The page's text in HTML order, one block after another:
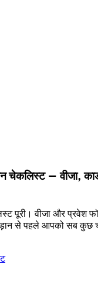
चेकलिस्ट — वीजा,
पूरी। वीजा और प्रवेश
से पहले आपको सब कुछ